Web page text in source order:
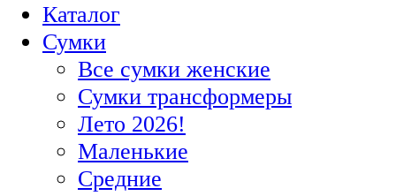
Каталог
Сумки
Все сумки женские
Сумки трансформеры
Лето 2026!
Маленькие
Средние